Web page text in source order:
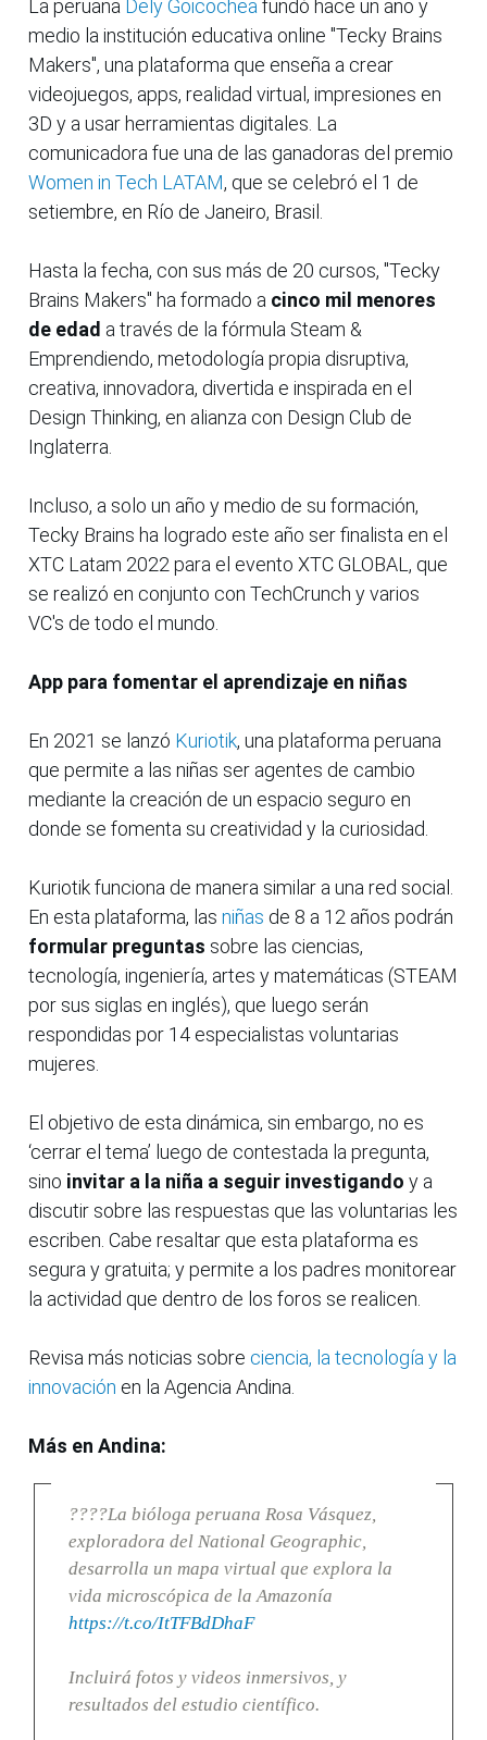
La peruana Dely Goicochea fundó hace un año y
medio la institución educativa online "Tecky Brains
Makers", una plataforma que enseña a crear
videojuegos, apps, realidad virtual, impresiones en
3D y a usar herramientas digitales. La
comunicadora fue una de las ganadoras del premio
Women in Tech LATAM, que se celebró el 1 de
setiembre, en Río de Janeiro, Brasil.
Hasta la fecha, con sus más de 20 cursos, "Tecky
Brains Makers" ha formado a cinco mil menores
de edad a través de la fórmula Steam &
Emprendiendo, metodología propia disruptiva,
creativa, innovadora, divertida e inspirada en el
Design Thinking, en alianza con Design Club de
Inglaterra.
Incluso, a solo un año y medio de su formación,
Tecky Brains ha logrado este año ser finalista en el
XTC Latam 2022 para el evento XTC GLOBAL, que
se realizó en conjunto con TechCrunch y varios
VC's de todo el mundo.
App para fomentar el aprendizaje en niñas
En 2021 se lanzó Kuriotik, una plataforma peruana
que permite a las niñas ser agentes de cambio
mediante la creación de un espacio seguro en
donde se fomenta su creatividad y la curiosidad.
Kuriotik funciona de manera similar a una red social.
En esta plataforma, las niñas de 8 a 12 años podrán
formular preguntas sobre las ciencias,
tecnología, ingeniería, artes y matemáticas (STEAM
por sus siglas en inglés), que luego serán
respondidas por 14 especialistas voluntarias
mujeres.
El objetivo de esta dinámica, sin embargo, no es
‘cerrar el tema’ luego de contestada la pregunta,
sino invitar a la niña a seguir investigando y a
discutir sobre las respuestas que las voluntarias les
escriben. Cabe resaltar que esta plataforma es
segura y gratuita; y permite a los padres monitorear
la actividad que dentro de los foros se realicen.
Revisa más noticias sobre ciencia, la tecnología y la
innovación en la Agencia Andina.
Más en Andina:
????La bióloga peruana Rosa Vásquez,
exploradora del National Geographic,
desarrolla un mapa virtual que explora la
vida microscópica de la Amazonía
https://t.co/ItTFBdDhaF
Incluirá fotos y videos inmersivos, y
resultados del estudio científico.